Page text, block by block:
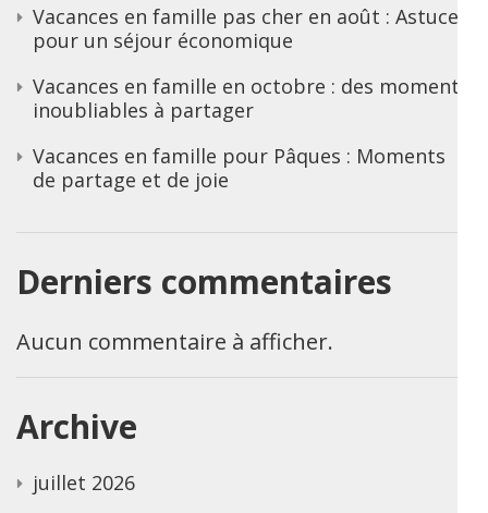
Vacances en famille pas cher en août : Astuces
pour un séjour économique
Vacances en famille en octobre : des moments
inoubliables à partager
Vacances en famille pour Pâques : Moments
de partage et de joie
Derniers commentaires
Aucun commentaire à afficher.
Archive
juillet 2026